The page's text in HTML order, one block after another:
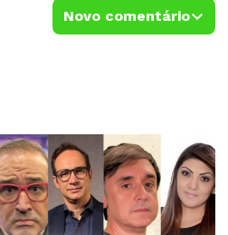
Novo comentário